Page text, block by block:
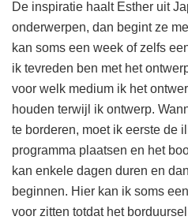
De inspiratie haalt Esther uit
onderwerpen, dan begint ze
kan soms een week of zelfs
ik tevreden ben met het
voor welk medium ik het
houden terwijl ik ontwerp.
te borderen, moet ik eerste de
programma plaatsen en het
kan enkele dagen duren en
beginnen. Hier kan ik soms
voor zitten totdat het